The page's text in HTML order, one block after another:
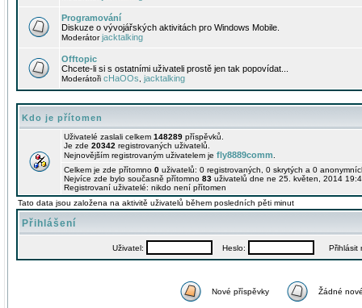
Programování
Diskuze o vývojářských aktivitách pro Windows Mobile.
Moderátorjacktalking
Offtopic
Chcete-li si s ostatními uživateli prostě jen tak popovídat...
Moderátoři cHaOOs jacktalking
Kdo je přítomen
Uživatelé zaslali celkem 148289 příspěvků.
Je zde 20342 registrovaných uživatelů.
Nejnovějším registrovaným uživatelem je fly8889comm
Celkem je zde přítomno 0 uživatelů: 0 registrovaných, 0 skrytých a 0
Nejvíce zde bylo současně přítomno 83 uživatelů dne ne 25. květen, 2014
Registrovaní uživatelé: nikdo není přítomen
Tato data jsou založena na aktivitě uživatelů během posledních pěti minut
Přihlášení
Uživatel: Heslo: Přihlásit
Nové příspěvky Žádné